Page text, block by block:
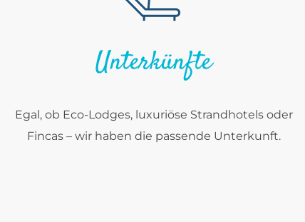
Unterkünfte
Egal, ob Eco-Lodges, luxuriöse Strandhotels oder
Fincas – wir haben die passende Unterkunft.